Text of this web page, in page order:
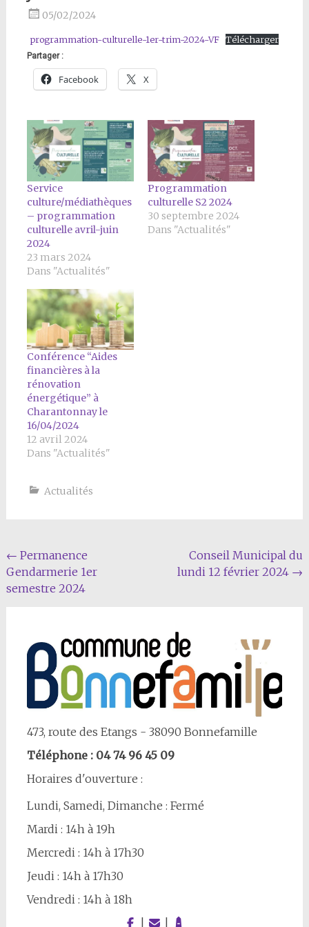
05/02/2024
programmation-culturelle-1er-trim-2024-VF Télécharger
Partager :
Facebook X
Service
culture/médiathèques
– programmation
culturelle avril-juin
2024
23 mars 2024
Dans "Actualités"
Programmation
culturelle S2 2024
30 septembre 2024
Dans "Actualités"
Conférence “Aides
financières à la
rénovation
énergétique” à
Charantonnay le
16/04/2024
12 avril 2024
Dans "Actualités"
Actualités
Navigation
Article
← Permanence
Gendarmerie 1er
semestre 2024
Conseil Municipal du
lundi 12 février 2024 →
473, route des Etangs - 38090 Bonnefamille
Téléphone : 04 74 96 45 09
Horaires d'ouverture :
Lundi, Samedi, Dimanche : Fermé
Mardi : 14h à 19h
Mercredi : 14h à 17h30
Jeudi : 14h à 17h30
Vendredi : 14h à 18h